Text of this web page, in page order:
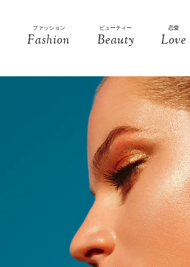
ファッション
Fashion
ビューティー
Beauty
恋愛
Love